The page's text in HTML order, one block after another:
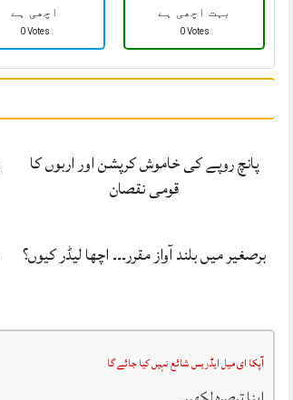
اچھی ہے
0 Votes
بہت اچھی ہے
0 Votes
پانچ روپے کی خاموش کرپشن اور اربوں کا
قومی نقصان
برصغیر میں بلند آواز مقرر۔۔۔ اچھا لیڈر کیوں؟
آپکا ای میل ایڈریس شائع نہیں کیا جائے گا